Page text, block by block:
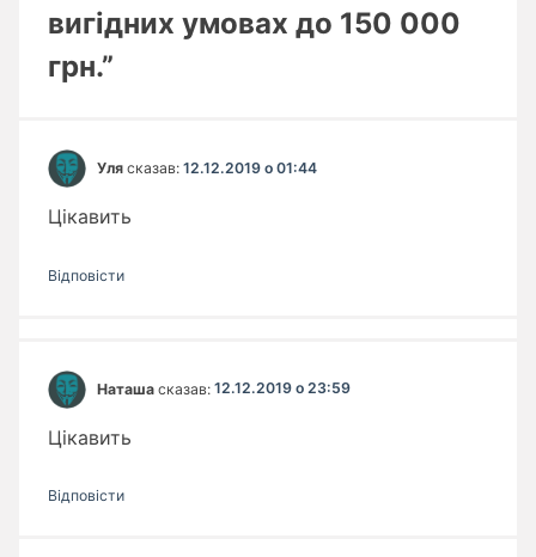
вигідних умовах до 150 000
грн.”
Уля сказав: 12.12.2019 о 01:44
Цiкавить
Відповіcти
Наташа сказав: 12.12.2019 о 23:59
Цікавить
Відповіcти